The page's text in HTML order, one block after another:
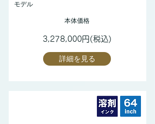
モデル
本体価格
3,278,000円(税込)
詳細を見る